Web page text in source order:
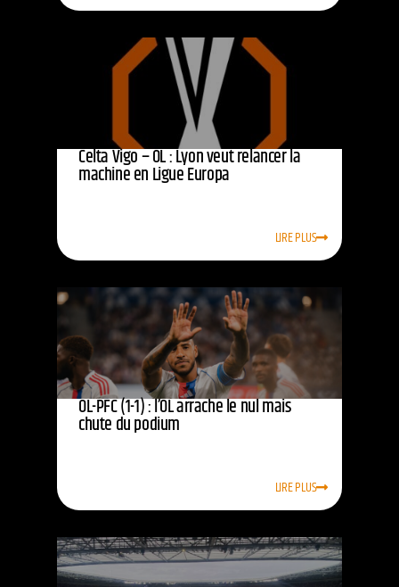
Celta Vigo – OL : Lyon veut relancer la
machine en Ligue Europa
LIRE PLUS
OL-PFC (1-1) : l’OL arrache le nul mais
chute du podium
LIRE PLUS